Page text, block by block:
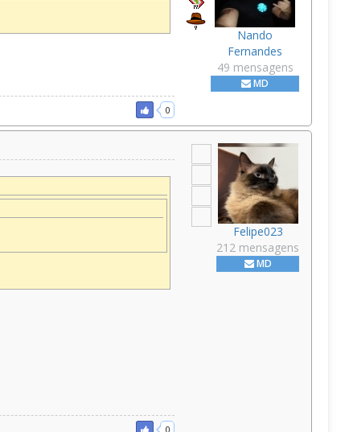
Nando
Fernandes
49 mensagens
MD
0
Felipe023
212 mensagens
MD
0